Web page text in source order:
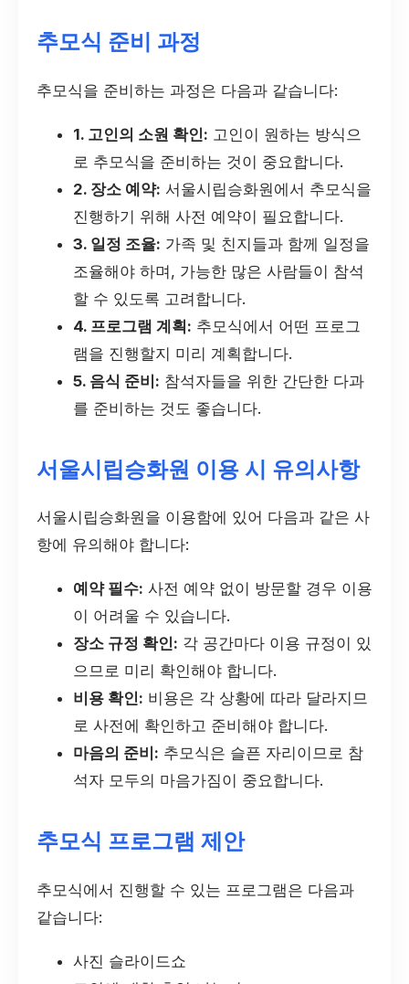
추모식 준비 과정
추모식을 준비하는 과정은 다음과 같습니다:
1. 고인의 소원 확인: 고인이 원하는 방식으
로 추모식을 준비하는 것이 중요합니다.
2. 장소 예약: 서울시립승화원에서 추모식을
진행하기 위해 사전 예약이 필요합니다.
3. 일정 조율: 가족 및 친지들과 함께 일정을
조율해야 하며, 가능한 많은 사람들이 참석
할 수 있도록 고려합니다.
4. 프로그램 계획: 추모식에서 어떤 프로그
램을 진행할지 미리 계획합니다.
5. 음식 준비: 참석자들을 위한 간단한 다과
를 준비하는 것도 좋습니다.
서울시립승화원 이용 시 유의사항
서울시립승화원을 이용함에 있어 다음과 같은 사
항에 유의해야 합니다:
예약 필수: 사전 예약 없이 방문할 경우 이용
이 어려울 수 있습니다.
장소 규정 확인: 각 공간마다 이용 규정이 있
으므로 미리 확인해야 합니다.
비용 확인: 비용은 각 상황에 따라 달라지므
로 사전에 확인하고 준비해야 합니다.
마음의 준비: 추모식은 슬픈 자리이므로 참
석자 모두의 마음가짐이 중요합니다.
추모식 프로그램 제안
추모식에서 진행할 수 있는 프로그램은 다음과
같습니다:
사진 슬라이드쇼